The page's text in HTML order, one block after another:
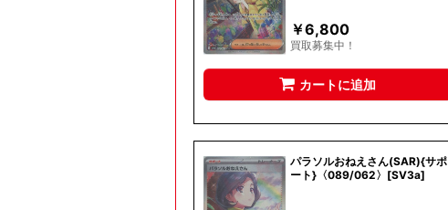
￥6,800
買取募集中！
カートに追加
パラソルおねえさん(SAR){サポ
ート}〈089/062〉[SV3a]